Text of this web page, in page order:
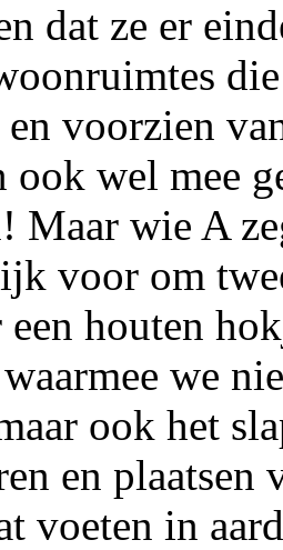
dat ze er
voorzien
ook wel mee
Maar wie A
voor om
een houten
we
ook het
en plaatsen
voeten in